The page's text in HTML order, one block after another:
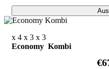
x 4 x 3 x 3
Economy Kombi